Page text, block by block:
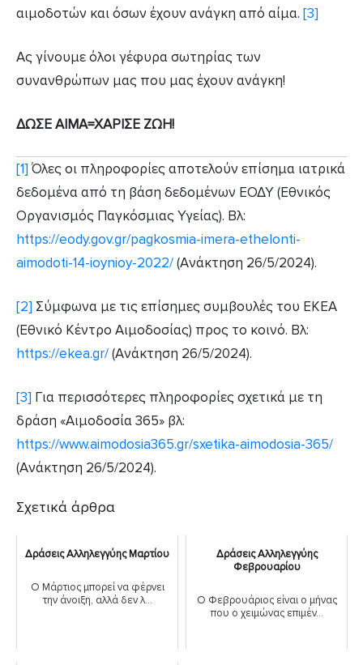
αιμοδοτών και όσων έχουν ανάγκη από αίμα. [3]
Ας γίνουμε όλοι γέφυρα σωτηρίας των
συνανθρώπων μας που μας έχουν ανάγκη!
ΔΩΣΕ ΑΙΜΑ=ΧΑΡΙΣΕ ΖΩΗ!
[1] Όλες οι πληροφορίες αποτελούν επίσημα ιατρικά
δεδομένα από τη βάση δεδομένων ΕΟΔΥ (Εθνικός
Οργανισμός Παγκόσμιας Υγείας). Βλ:
https://eody.gov.gr/pagkosmia-imera-ethelonti-
aimodoti-14-ioynioy-2022/(Ανάκτηση 26/5/2024).
[2] Σύμφωνα με τις επίσημες συμβουλές του ΕΚΕΑ
(Εθνικό Κέντρο Αιμοδοσίας) προς το κοινό. Βλ:
https://ekea.gr/(Ανάκτηση 26/5/2024).
[3] Για περισσότερες πληροφορίες σχετικά με τη
δράση «Αιμοδοσία 365» βλ:
https://www.aimodosia365.gr/sxetika-aimodosia-365/
(Ανάκτηση 26/5/2024).
Σχετικά άρθρα
Δράσεις Αλληλεγγύης Μαρτίου
Ο Μάρτιος μπορεί να φέρνει
την άνοιξη, αλλά δεν λ...
Δράσεις Αλληλεγγύης
Φεβρουαρίου
Ο Φεβρουάριος είναι ο μήνας
που ο χειμώνας επιμέν...